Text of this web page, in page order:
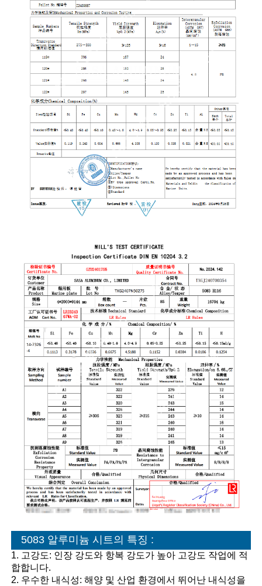
5083 알루미늄 시트의 특징 :
1. 고강도: 인장 강도와 항복 강도가 높아 고강도 작업에 적
합합니다.
2. 우수한 내식성: 해양 및 산업 환경에서 뛰어난 내식성을